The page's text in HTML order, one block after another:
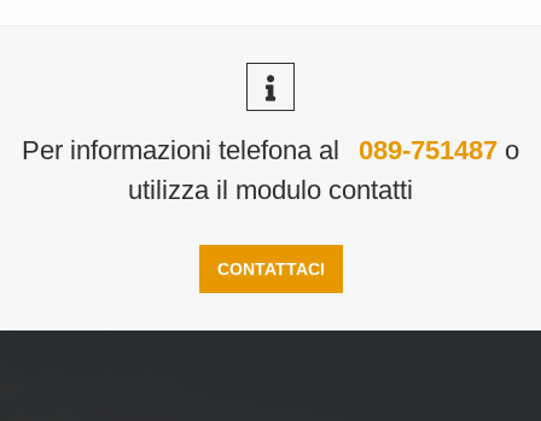
Per informazioni telefona al 089-751487 o
utilizza il modulo contatti
CONTATTACI